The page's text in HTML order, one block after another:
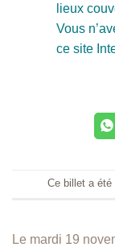
lieux
Vous
ce site
Ce billet a
Le mardi 19